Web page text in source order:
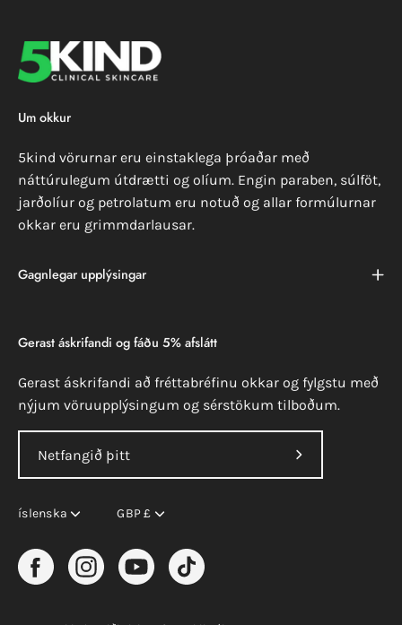
Um okkur
5kind vörurnar eru einstaklega þróaðar með
náttúrulegum útdrætti og olíum. Engin paraben, súlföt,
jarðolíur og petrolatum eru notuð og allar formúlurnar
okkar eru grimmdarlausar.
Gagnlegar upplýsingar
Gerast áskrifandi og fáðu 5% afslátt
Gerast áskrifandi að fréttabréfinu okkar og fylgstu með
nýjum vöruupplýsingum og sérstökum tilboðum.
Gerast
Tungumál
íslenska Gjaldmiðill
GBP £